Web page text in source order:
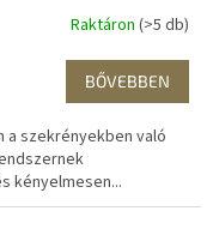
Raktáron (>5 db)
BŐVEBBEN
szekrényekben való
kényelmesen...